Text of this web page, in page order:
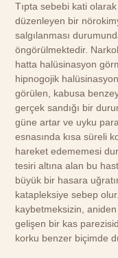
Tıpta sebebi kati
düzenleyen bir
salgılanması
öngörülmektedir.
hatta halüsinasyon
hipnogojik
görülen, kabusa
gerçek sandığı bir
güne artar ve uyku
esnasında kısa süreli
hareket edememesi
tesiri altına alan bu
büyük bir hasara
katapleksiye sebep
kaybetmeksizin,
gelişen bir kas
korku benzer biçimde